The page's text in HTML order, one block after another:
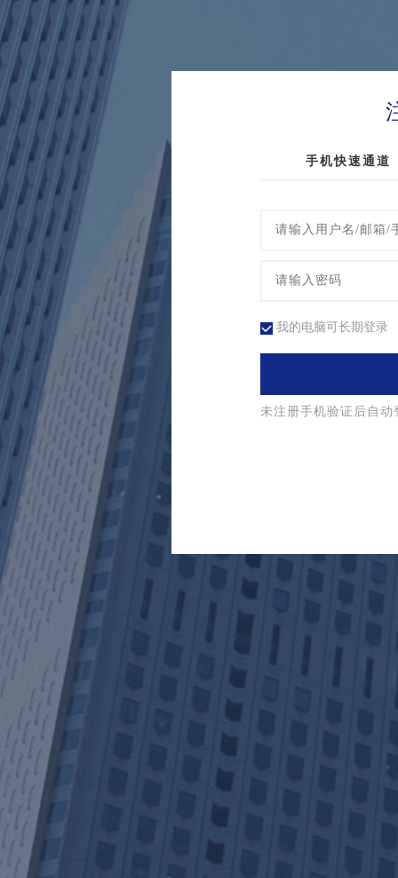
手机快速通道
我的电脑可长期登录
未注册手机验证后自